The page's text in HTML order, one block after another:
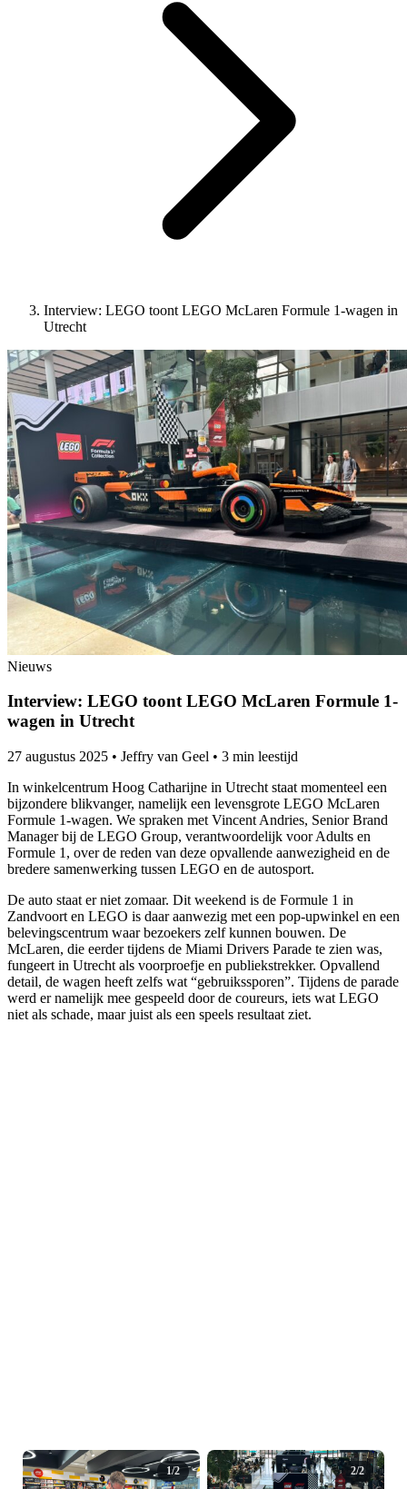
Interview: LEGO toont LEGO McLaren Formule 1-wagen in
Utrecht
Nieuws
Interview: LEGO toont LEGO McLaren Formule 1-
wagen in Utrecht
27 augustus 2025 • Jeffry van Geel • 3 min leestijd
In winkelcentrum Hoog Catharijne in Utrecht staat momenteel een
bijzondere blikvanger, namelijk een levensgrote LEGO McLaren
Formule 1-wagen. We spraken met Vincent Andries, Senior Brand
Manager bij de LEGO Group, verantwoordelijk voor Adults en
Formule 1, over de reden van deze opvallende aanwezigheid en de
bredere samenwerking tussen LEGO en de autosport.
De auto staat er niet zomaar. Dit weekend is de Formule 1 in
Zandvoort en LEGO is daar aanwezig met een pop-upwinkel en een
belevingscentrum waar bezoekers zelf kunnen bouwen. De
McLaren, die eerder tijdens de Miami Drivers Parade te zien was,
fungeert in Utrecht als voorproefje en publiekstrekker. Opvallend
detail, de wagen heeft zelfs wat “gebruikssporen”. Tijdens de parade
werd er namelijk mee gespeeld door de coureurs, iets wat LEGO
niet als schade, maar juist als een speels resultaat ziet.
1/2 2/2